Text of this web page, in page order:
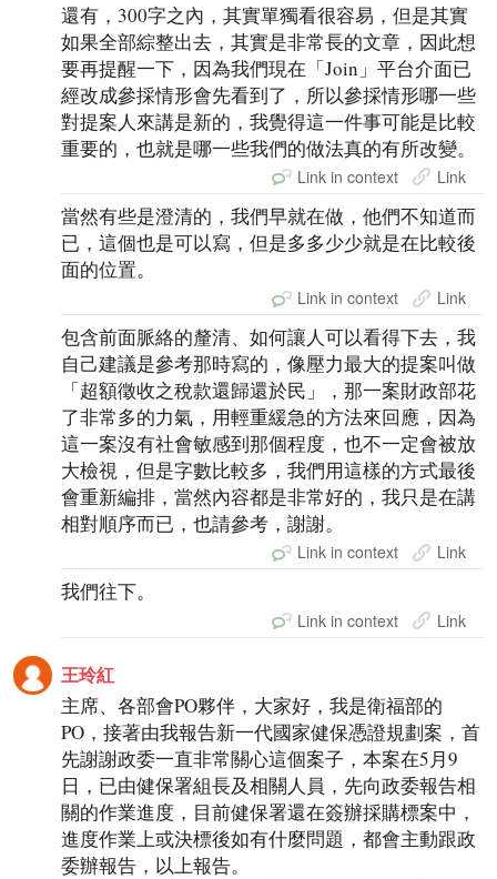
還有，300字之內，其實單獨看很容易，但是其實
如果全部綜整出去，其實是非常長的文章，因此想
要再提醒一下，因為我們現在「Join」平台介面已
經改成參採情形會先看到了，所以參採情形哪一些
對提案人來講是新的，我覺得這一件事可能是比較
重要的，也就是哪一些我們的做法真的有所改變。
Link in context Link
當然有些是澄清的，我們早就在做，他們不知道而
已，這個也是可以寫，但是多多少少就是在比較後
面的位置。
Link in context Link
包含前面脈絡的釐清、如何讓人可以看得下去，我
自己建議是參考那時寫的，像壓力最大的提案叫做
「超額徵收之稅款還歸還於民」，那一案財政部花
了非常多的力氣，用輕重緩急的方法來回應，因為
這一案沒有社會敏感到那個程度，也不一定會被放
大檢視，但是字數比較多，我們用這樣的方式最後
會重新編排，當然內容都是非常好的，我只是在講
相對順序而已，也請參考，謝謝。
Link in context Link
我們往下。
Link in context Link
王玲紅
主席、各部會PO夥伴，大家好，我是衛福部的
PO，接著由我報告新一代國家健保憑證規劃案，首
先謝謝政委一直非常關心這個案子，本案在5月9
日，已由健保署組長及相關人員，先向政委報告相
關的作業進度，目前健保署還在簽辦採購標案中，
進度作業上或決標後如有什麼問題，都會主動跟政
委辦報告，以上報告。